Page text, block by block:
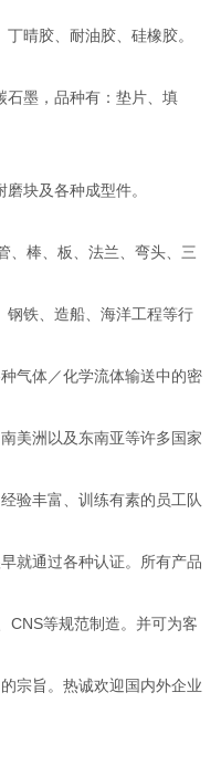
晴胶、耐油胶、硅橡胶。
墨，品种有：垫片、填
块及各种成型件。
棒、板、法兰、弯头、三
铁、造船、海洋工程等行
气体／化学流体输送中的密
美洲以及东南亚等许多国家
丰富、训练有素的员工队
就通过各种认证。所有产品
CNS等规范制造。并可为客
宗旨。热诚欢迎国内外企业